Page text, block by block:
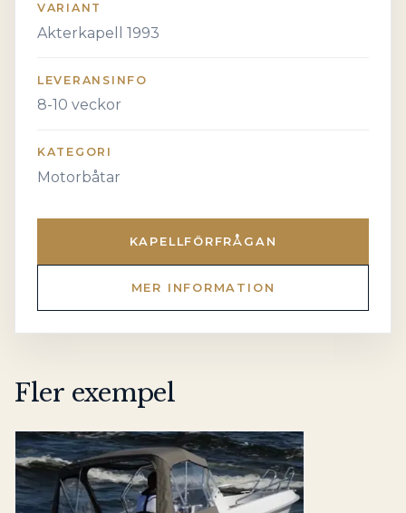
VARIANT
Akterkapell 1993
LEVERANSINFO
8-10 veckor
KATEGORI
Motorbåtar
KAPELLFÖRFRÅGAN
MER INFORMATION
Fler exempel